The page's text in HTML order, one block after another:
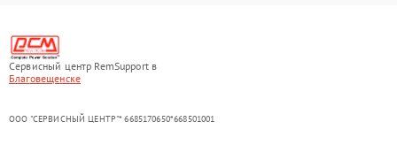
Сервисный центр RemSupport в
Благовещенске
ООО "СЕРВИСНЫЙ ЦЕНТР"* 6685170650*668501001